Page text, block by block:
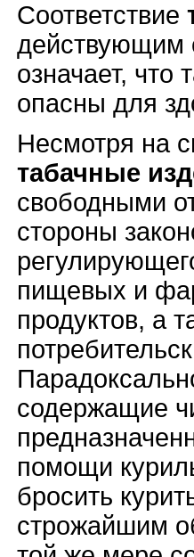
Соответствие
действующим
означает, что
опасны для
Несмотря на
табачные
свободными
стороны
пищевых и
продуктов, а
содержащие
помощи
бросить
строжайшим